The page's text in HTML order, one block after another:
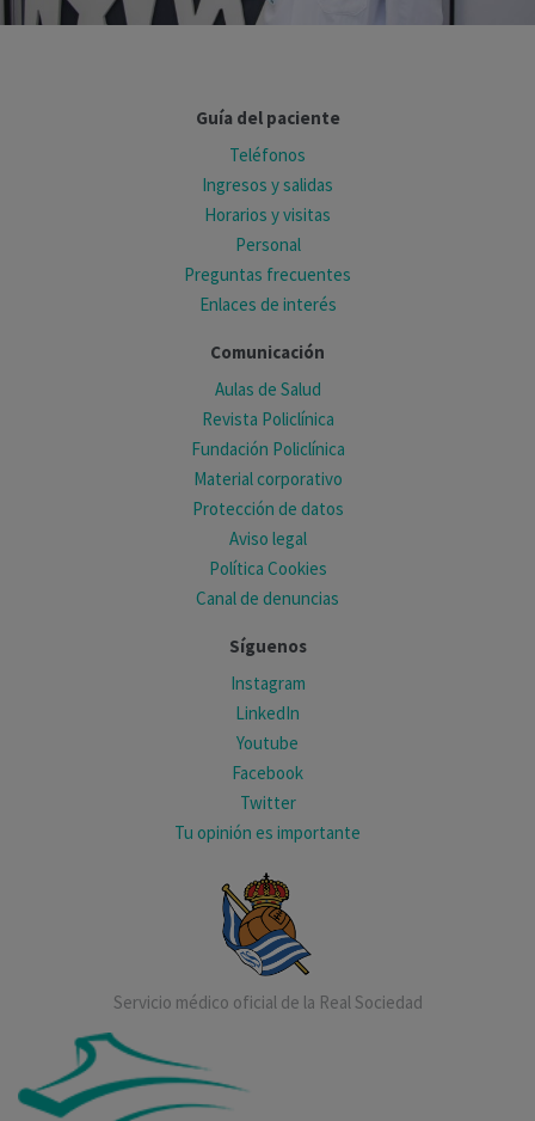
Guía del paciente
Teléfonos
Ingresos y salidas
Horarios y visitas
Personal
Preguntas frecuentes
Enlaces de interés
Comunicación
Aulas de Salud
Revista Policlínica
Fundación Policlínica
Material corporativo
Protección de datos
Aviso legal
Política Cookies
Canal de denuncias
Síguenos
Instagram
LinkedIn
Youtube
Facebook
Twitter
Tu opinión es importante
Servicio médico oficial de la Real Sociedad